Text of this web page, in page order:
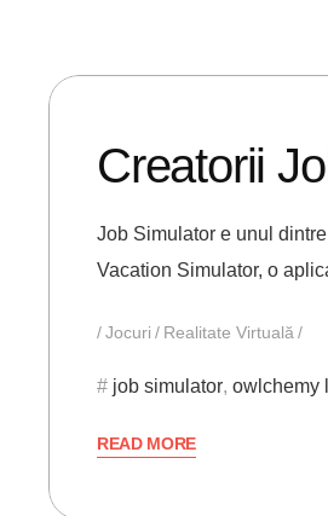
Creatorii
Job Simulator e unul
Vacation Simulator, o
Jocuri Realitate Virtuală
job simulator, owlchemy
READ MORE